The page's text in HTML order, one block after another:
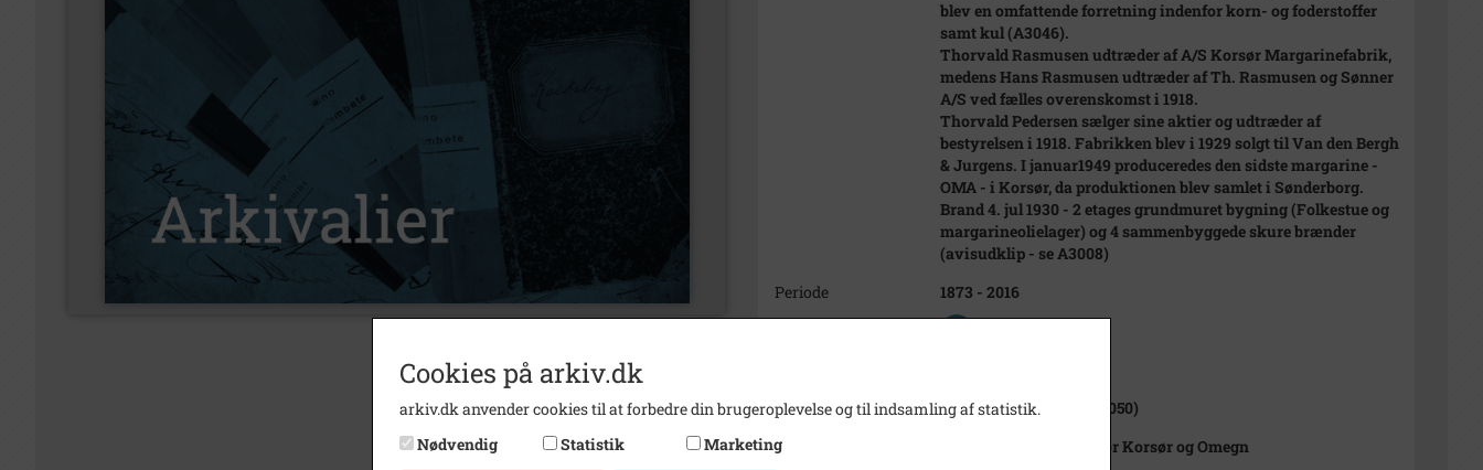
blev en omfattende forretning indenfor korn- og foderstoffer
samt kul (A3046).
Thorvald Rasmusen udtræder af A/S Korsør Margarinefabrik,
medens Hans Rasmusen udtræder af Th. Rasmusen og Sønner
A/S ved fælles overenskomst i 1918.
Thorvald Pedersen sælger sine aktier og udtræder af
bestyrelsen i 1918. Fabrikken blev i 1929 solgt til Van den Bergh
& Jurgens. I januar1949 produceredes den sidste margarine -
OMA - i Korsør, da produktionen blev samlet i Sønderborg.
Brand 4. jul 1930 - 2 etages grundmuret bygning (Folkestue og
margarineolielager) og 4 sammenbyggede skure brænder
(avisudklip - se A3008)
Periode
1873 - 2016
Enhed
Halsskov Sogn (1968-2050)
Arkiv
Lokalhistorisk Arkiv for Korsør og Omegn
Cookies på arkiv.dk
arkiv.dk anvender cookies til at forbedre din brugeroplevelse og til indsamling af statistik.
Nødvendig
Statistik Marketing